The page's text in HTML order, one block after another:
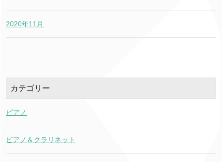
2020年11月
カテゴリー
ピアノ
ピアノ＆クラリネット